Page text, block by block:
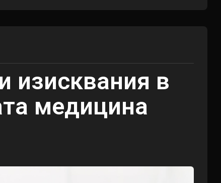
изисквания в
медицина